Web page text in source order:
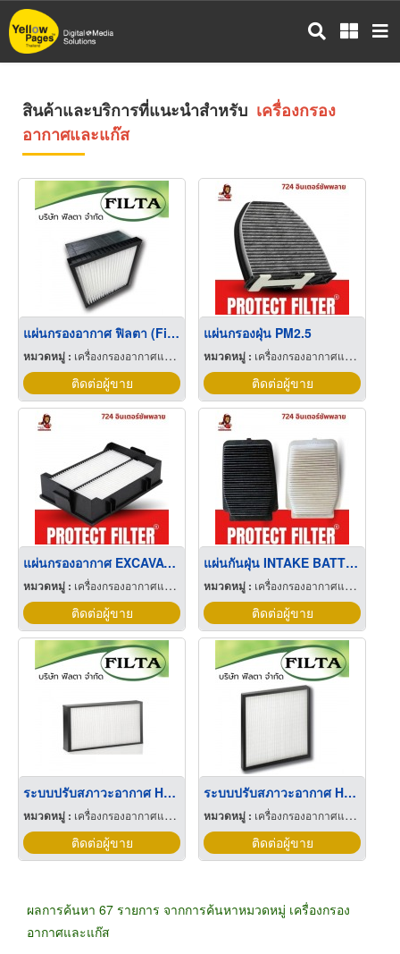
ข้าม
ไป
สินค้าและบริการที่แนะนำสำหรับ เครื่องกรอง
อากาศและแก๊ส
แผ่นกรองอากาศ ฟิลตา (Filta) รุ่น Hybrid 300 HF
หมวดหมู่ : เครื่องกรองอากาศและแก๊ส
ติดต่อผู้ขาย
แผ่นกรองฝุ่น PM2.5
หมวดหมู่ : เครื่องกรองอากาศและแก๊ส
ติดต่อผู้ขาย
แผ่นกรองอากาศ EXCAVATOR FILTER
หมวดหมู่ : เครื่องกรองอากาศและแก๊ส
ติดต่อผู้ขาย
แผ่นกันฝุ่น INTAKE BATTERY FILTER
หมวดหมู่ : เครื่องกรองอากาศและแก๊ส
ติดต่อผู้ขาย
ระบบปรับสภาวะอากาศ HVAC อุตสาหกรรมอาหาร
หมวดหมู่ : เครื่องกรองอากาศและแก๊ส
ติดต่อผู้ขาย
ระบบปรับสภาวะอากาศ HVAC ห้างสรรพสินค้า
หมวดหมู่ : เครื่องกรองอากาศและแก๊ส
ติดต่อผู้ขาย
ผลการค้นหา 67 รายการ จากการค้นหาหมวดหมู่ เครื่องกรอง
อากาศและแก๊ส